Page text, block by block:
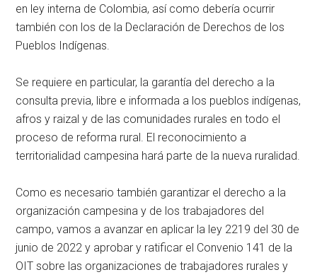
en ley interna de Colombia, así como debería ocurrir
también con los de la Declaración de Derechos de los
Pueblos Indígenas.
Se requiere en particular, la garantía del derecho a la
consulta previa, libre e informada a los pueblos indígenas,
afros y raizal y de las comunidades rurales en todo el
proceso de reforma rural. El reconocimiento a
territorialidad campesina hará parte de la nueva ruralidad.
Como es necesario también garantizar el derecho a la
organización campesina y de los trabajadores del
campo, vamos a avanzar en aplicar la ley 2219 del 30 de
junio de 2022 y aprobar y ratificar el Convenio 141 de la
OIT sobre las organizaciones de trabajadores rurales y